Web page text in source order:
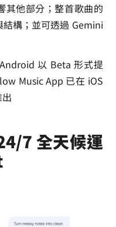
其他部分；整首歌曲的
構；並可透過 Gemini
以 Beta 形式提
Music App 已在 iOS
7 全天候運